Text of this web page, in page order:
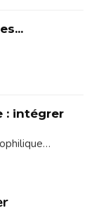
: intégrer